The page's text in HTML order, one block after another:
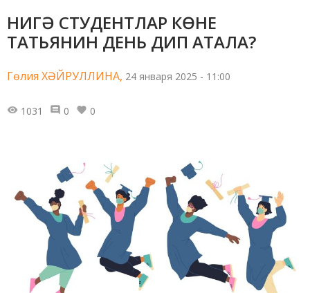
НИГӘ СТУДЕНТЛАР КӨНЕ
ТАТЬЯНИН ДЕНЬ ДИП АТАЛА?
Гөлия ХӘЙРУЛЛИНА, 24 января 2025 - 11:00
1031 0 0